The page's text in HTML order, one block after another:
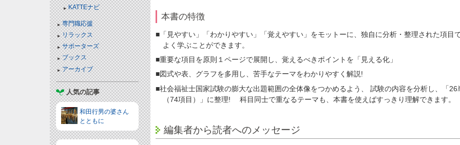
KATTEナビ
専門職応援
リラックス
サポーターズ
ブックス
アーカイブ
人気の記事
和田行男の婆さん
とともに
本書の特徴
■「見やすい」「わかりやすい」「覚えやすい」をモットーに、独自に分析・整理された項目
よく学ぶことができます。
■重要な項目を原則１ページで展開し、覚えるべきポイントを「見える化」
■図式や表、グラフを多用し、苦手なテーマをわかりやすく解説!
■社会福祉士国家試験の膨大な出題範囲の全体像をつかめるよう、 試験の内容を分析し、「26
（74項目）」に整理! 科目同士で重なるテーマも、本書を使えばすっきり理解できます。
編集者から読者へのメッセージ